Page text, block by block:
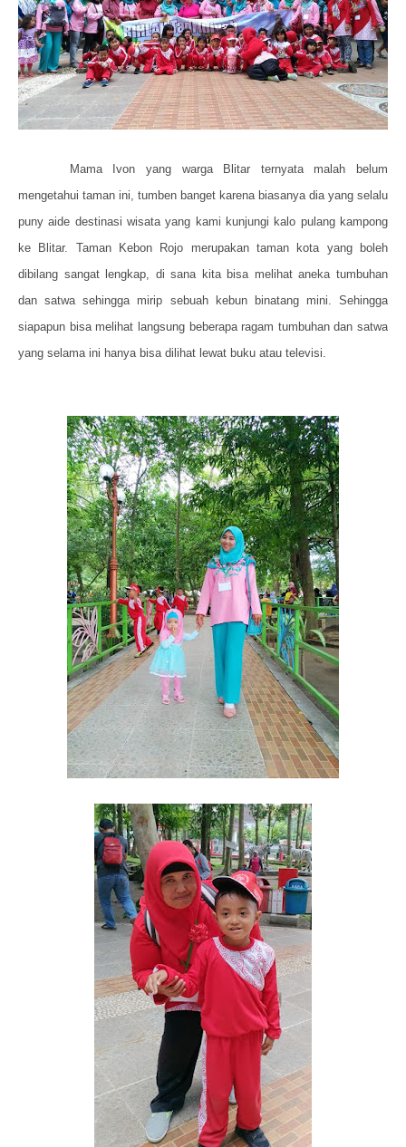
Mama Ivon yang warga Blitar ternyata malah belum
mengetahui taman ini, tumben banget karena biasanya dia yang selalu
puny aide destinasi wisata yang kami kunjungi kalo pulang kampong
ke Blitar. Taman Kebon Rojo merupakan taman kota yang boleh
dibilang sangat lengkap, di sana kita bisa melihat aneka tumbuhan
dan satwa sehingga mirip sebuah kebun binatang mini. Sehingga
siapapun bisa melihat langsung beberapa ragam tumbuhan dan satwa
yang selama ini hanya bisa dilihat lewat buku atau televisi.